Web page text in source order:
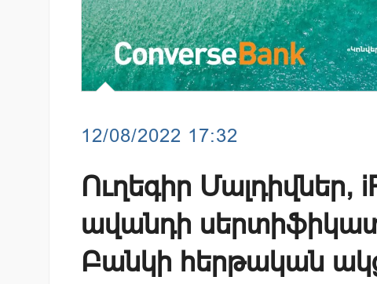
12/08/2022 17:32
Ուղեգիր Մալդիվներ,
ավանդի
Բանկի հերթական